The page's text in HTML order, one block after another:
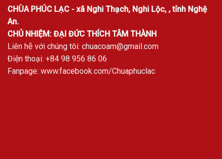
CHÙA PHÚC LẠC - xã Nghi Thạch, Nghi Lộc, , tỉnh Nghệ
An.
CHỦ NHIỆM: ĐẠI ĐỨC THÍCH TÂM THÀNH
Liên hệ với chúng tôi: chuacoam@gmail.com
Điện thoại: +84 98 956 86 06
Fanpage: www.facebook.com/Chuaphuclac